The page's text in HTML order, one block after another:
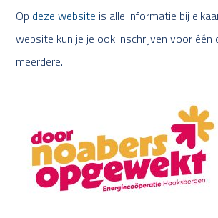
Op deze website is alle informatie bij
website kun je je ook inschrijven voor
meerdere.